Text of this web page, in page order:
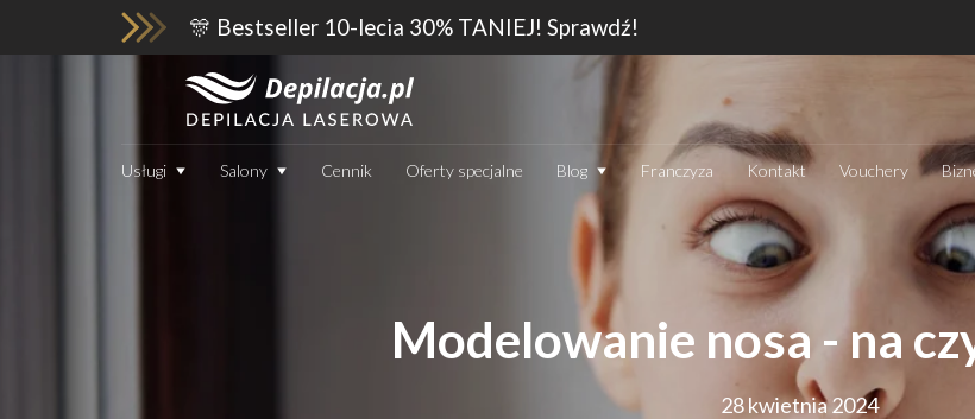
🎊 Bestseller 10-lecia 30% TANIEJ! Sprawdź!
Usługi Salony Cennik Oferty specjalne Blog Franczyza Kontakt Vouchery
Modelowanie nosa - na
28 kwietnia 2024